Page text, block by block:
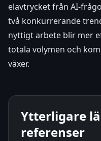
elavtrycket från AI-
två konkurrerande
nyttigt arbete blir mer
totala volymen och
växer.
Ytterligare
referenser